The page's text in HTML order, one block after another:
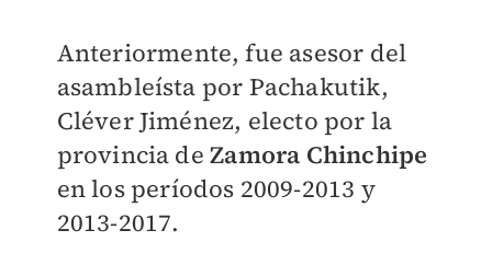
Anteriormente, fue asesor del
asambleísta por Pachakutik,
Cléver Jiménez, electo por la
provincia deZamora Chinchipe
en los períodos 2009-2013 y
2013-2017.